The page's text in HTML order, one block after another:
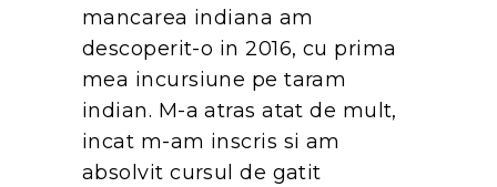
mancarea indiana am
descoperit-o in 2016, cu prima
mea incursiune pe taram
indian. M-a atras atat de mult,
incat m-am inscris si am
absolvit cursul de gatit